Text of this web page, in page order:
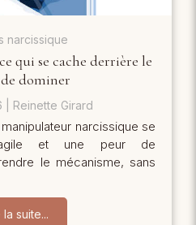
narcissique
qui se cache derrière le
dominer
Reinette Girard
narcissique se
et une peur de
le mécanisme, sans
la suite...